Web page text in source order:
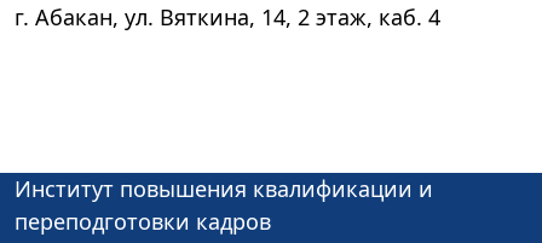
г. Абакан, ул. Вяткина, 14, 2 этаж, каб. 4
Институт повышения квалификации и
переподготовки кадров